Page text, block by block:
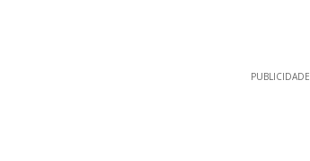
PUBLICIDADE